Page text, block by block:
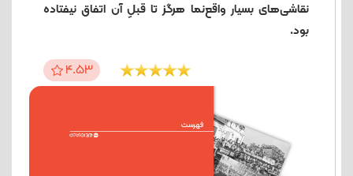
نقاشی‌های بسیار واقع‌نما هرگز تا قبلِ آن اتفاق نیفتاده
بود.
4.53